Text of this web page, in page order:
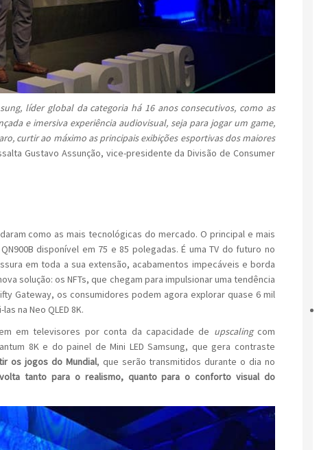
líder global da categoria há 16 anos consecutivos, como as
e imersiva experiência audiovisual, seja para jogar um game,
curtir ao máximo as principais exibições esportivas dos maiores
Gustavo Assunção, vice-presidente da Divisão de Consumer
como as mais tecnológicas do mercado. O principal e mais
disponível em 75 e 85 polegadas. É uma TV do futuro no
em toda a sua extensão, acabamentos impecáveis e borda
solução: os NFTs, que chegam para impulsionar uma tendência
Gateway, os consumidores podem agora explorar quase 6 mil
na Neo QLED 8K.
em televisores por conta da capacidade de upscalingcom
8K e do painel de Mini LED Samsung, que gera contraste
os jogos do Mundial, que serão transmitidos durante o dia no
tanto para o realismo, quanto para o conforto visual do